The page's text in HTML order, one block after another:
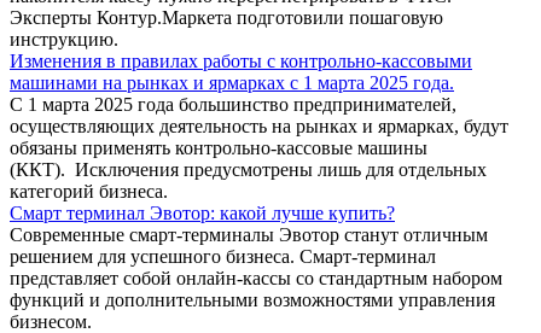
Эксперты Контур.Маркета подготовили пошаговую
инструкцию.
Изменения в правилах работы с контрольно-кассовыми
машинами на рынках и ярмарках с 1 марта 2025 года.
С 1 марта 2025 года большинство предпринимателей,
осуществляющих деятельность на рынках и ярмарках, будут
обязаны применять контрольно-кассовые машины
(ККТ). Исключения предусмотрены лишь для отдельных
категорий бизнеса.
Смарт терминал Эвотор: какой лучше купить?
Современные смарт-терминалы Эвотор станут отличным
решением для успешного бизнеса. Смарт-терминал
представляет собой онлайн-кассы со стандартным набором
функций и дополнительными возможностями управления
бизнесом.